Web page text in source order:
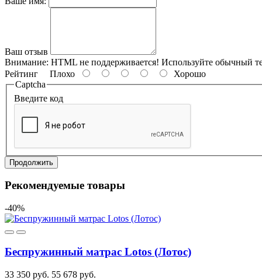
Ваш отзыв
Внимание: HTML не поддерживается! Используйте обычный
Рейтинг Плохо
Хорошо
Captcha
Введите код
Продолжить
Рекомендуемые товары
-40%
Беспружинный матрас Lotos (Лотос)
33 350 руб. 55 678 руб.